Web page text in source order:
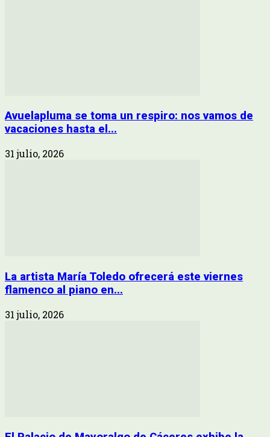
Avuelapluma se toma un respiro: nos vamos de
vacaciones hasta el...
31 julio, 2026
La artista María Toledo ofrecerá este viernes
flamenco al piano en...
31 julio, 2026